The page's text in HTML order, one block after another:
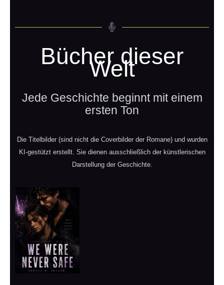
Bücher dieser
Welt
Jede Geschichte beginnt mit einem
ersten Ton
Die Titelbilder (sind nicht die Coverbilder der Romane) und wurden
KI-gestützt erstellt. Sie dienen ausschließlich der künstlerischen
Darstellung der Geschichte.